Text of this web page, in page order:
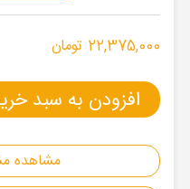
مشاهده
22,375,000 تومان
افزودن به سبد